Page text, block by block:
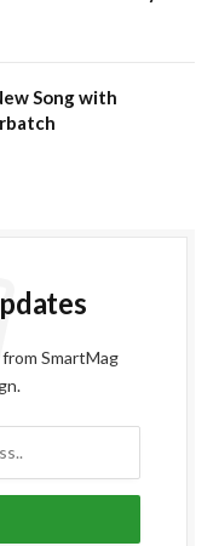
Song with
SmartMag